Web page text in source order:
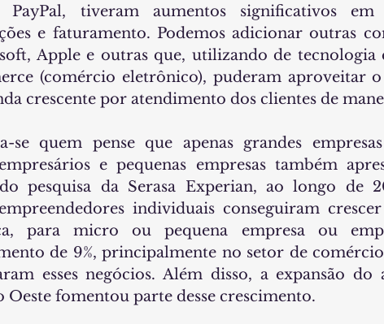
PayPal, tiveram aumentos significativos
e faturamento. Podemos adicionar outras
Apple e outras que, utilizando de tecnologia
(comércio eletrônico), puderam aproveitar
crescente por atendimento dos clientes de
se quem pense que apenas grandes
e pequenas empresas também
pesquisa da Serasa Experian, ao longo de
individuais conseguiram
para micro ou pequena empresa ou
de 9%, principalmente no setor de
esses negócios. Além disso, a expansão do
Oeste fomentou parte desse crescimento.